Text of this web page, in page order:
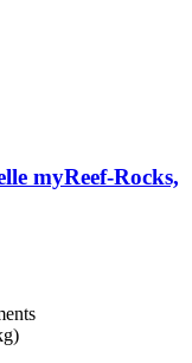
myReef-​Rocks,